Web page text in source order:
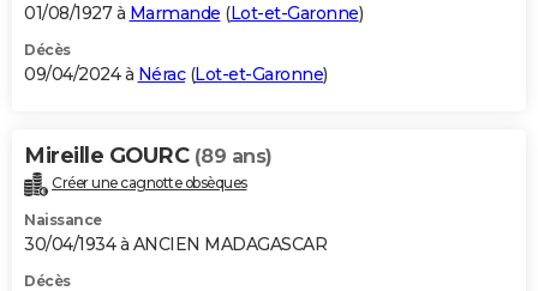
01/08/1927 à Marmande (Lot-et-Garonne)
Décès
09/04/2024 à Nérac(Lot-et-Garonne)
Mireille GOURC (89 ans)
Créer une cagnotte obsèques
Naissance
30/04/1934 à ANCIEN MADAGASCAR
Décès